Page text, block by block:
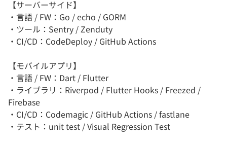
【サーバーサイド】
・言語 / FW：Go / echo / GORM
・ツール：Sentry / Zenduty
・CI/CD：CodeDeploy / GitHub Actions
【モバイルアプリ】
・言語 / FW：Dart / Flutter
・ライブラリ：Riverpod / Flutter Hooks / Freezed /
Firebase
・CI/CD：Codemagic / GitHub Actions / fastlane
・テスト：unit test / Visual Regression Test